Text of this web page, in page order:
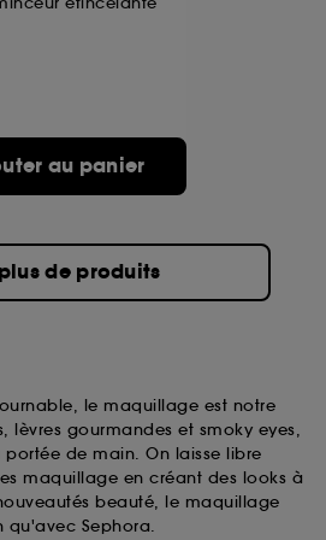
au panier
de produits
le maquillage est notre
lèvres gourmandes et smoky eyes,
de main. On laisse libre
maquillage en créant des looks à
beauté, le maquillage
qu'avec Sephora.
décider de "tout accepter".
les informations de
par ces Cookies, pour les
Voous pouvez à tout
votrte consentement. Si vous
d'information sur les cookies